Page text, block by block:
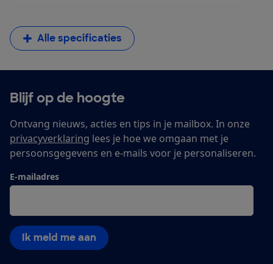
Alle specificaties
Blijf op de hoogte
Ontvang nieuws, acties en tips in je mailbox. In onze
privacyverklaring lees je hoe we omgaan met je
persoonsgegevens en e-mails voor je personaliseren.
E-mailadres
Ik meld me aan